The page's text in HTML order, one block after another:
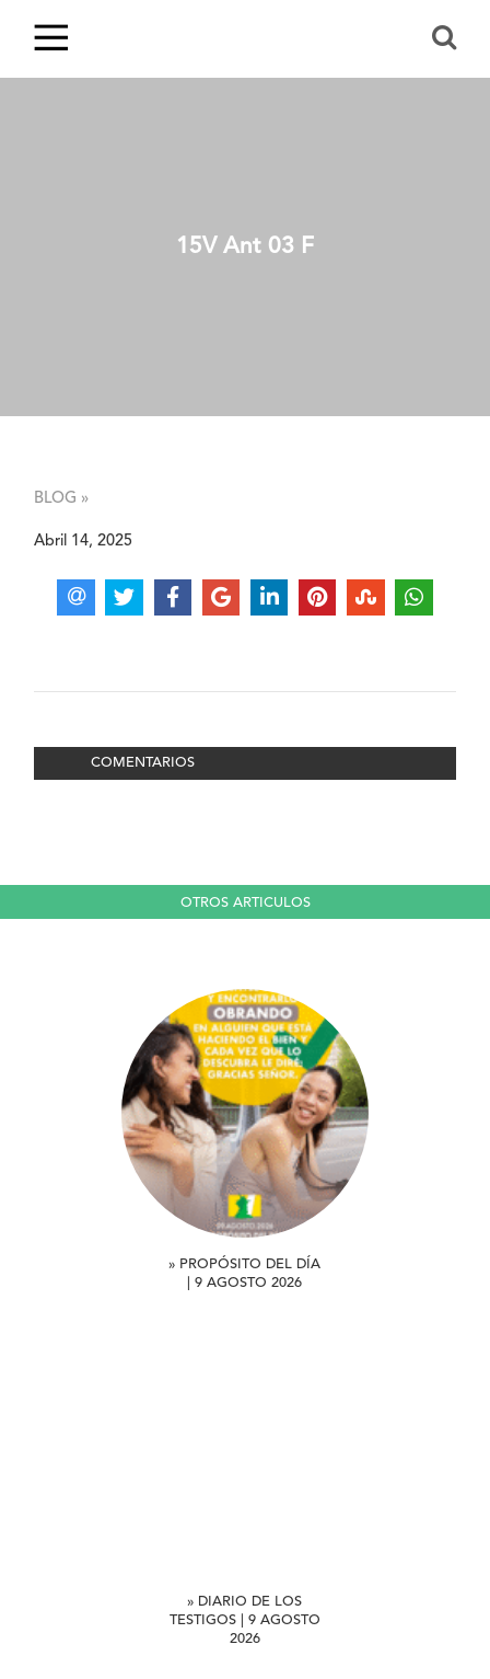
15V Ant 03 F
BLOG »
Abril 14, 2025
COMENTARIOS
OTROS ARTICULOS
» PROPÓSITO DEL DÍA
| 9 AGOSTO 2026
» DIARIO DE LOS
TESTIGOS | 9 AGOSTO
2026